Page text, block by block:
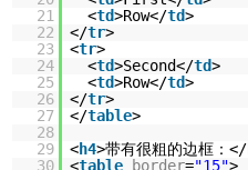
21
<td>Row</td>
22
</tr>
23
<tr>
24
<td>Second</td>
25
<td>Row</td>
26
</tr>
27
</table>
28
29
<h4>带有很粗的边框：</
30
<table border="15">